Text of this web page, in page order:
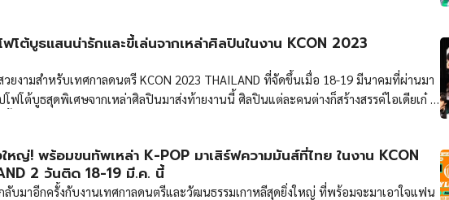
อันดับเกิร์ลกรุ๊ป K-POP ประจำเดือนเมษายน 2023 1 […]
JAPAN ซีซั่น 1 และ 2 โดยเป็นรายการที่เกิดจากความร่วมมือกันของ CJ ENM จากประเทศ
Kogyo จากประเทศญี่ปุ่น บรรยากาศในงานนี้เต็มไปด้วยความเท่ ความมันส์
เหล่าศิลปินมากหน้าหลายตา ทั้งยังมี 2 MC คนเก่ง แบมแบม GOT7 และ […]
ฟโต้บูธแสนน่ารักและขี้เล่นจากเหล่าศิลปินในงาน KCON 2023
ยงามสำหรับเทศกาลดนตรี KCON 2023 THAILAND ที่จัดขึ้นเมื่อ 18-19 มีนาคมที่ผ่านมา
ฟโต้บูธสุดพิเศษจากเหล่าศิลปินมาส่งท้ายงานนี้ ศิลปินแต่ละคนต่างก็สร้างสรรค์ไอเดียเก๋ ๆ
หญ่! พร้อมขนทัพเหล่า K-POP มาเสิร์ฟความมันส์ที่ไทย ในงาน KCON
2 วันติด 18-19 มี.ค. นี้
ลับมาอีกครั้งกับงานเทศกาลดนตรีและวัฒนธรรมเกาหลีสุดยิ่งใหญ่ ที่พร้อมจะมาเอาใจแฟน